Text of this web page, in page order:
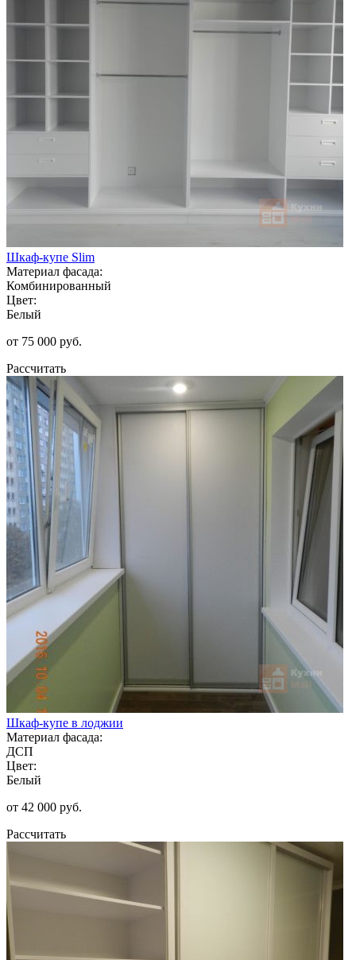
Шкаф-купе Slim
Материал фасада:
Комбинированный
Цвет:
Белый
от 75 000 руб.
Рассчитать
Шкаф-купе в лоджии
Материал фасада:
ДСП
Цвет:
Белый
от 42 000 руб.
Рассчитать